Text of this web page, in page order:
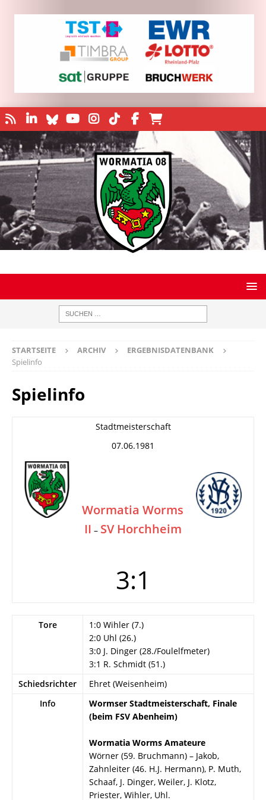
STARTSEITE ARCHIV
ERGEBNISDATENBANK
Spielinfo
Spielinfo
Stadtmeisterschaft
07.06.1981
Wormatia Worms
II – SV Horchheim
3:1
Tore
1:0 Wihler (7.)
2:0 Uhl (26.)
3:0 J. Dinger (28./Foulelfmeter)
3:1 R. Schmidt (51.)
Schiedsrichter
Ehret (Weisenheim)
Info
Wormser Stadtmeisterschaft, Finale
(beim FSV Abenheim)
Wormatia Worms Amateure
Wörner (59. Bruchmann) – Jakob,
Zahnleiter (46. H.J. Hermann), P. Muth,
Schaaf, J. Dinger, Weiler, J. Klotz,
Priester, Wihler, Uhl.